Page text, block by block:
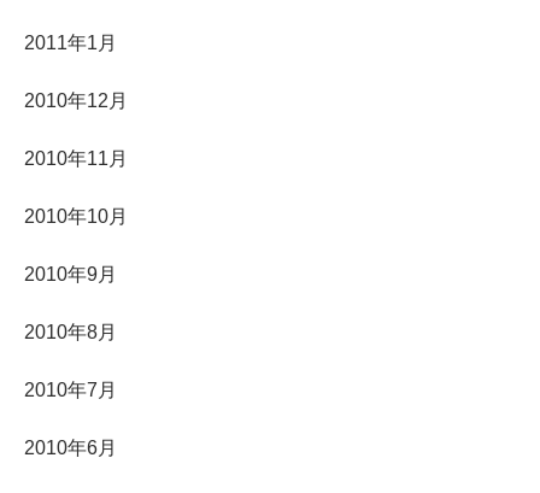
2011年1月
2010年12月
2010年11月
2010年10月
2010年9月
2010年8月
2010年7月
2010年6月